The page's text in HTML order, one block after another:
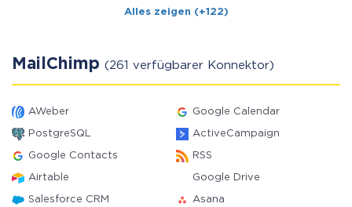
Alles zeigen (+122)
MailChimp (261 verfügbarer Konnektor)
AWeber Google Calendar
PostgreSQL ActiveCampaign
Google Contacts RSS
Airtable Google Drive
Salesforce CRM Asana